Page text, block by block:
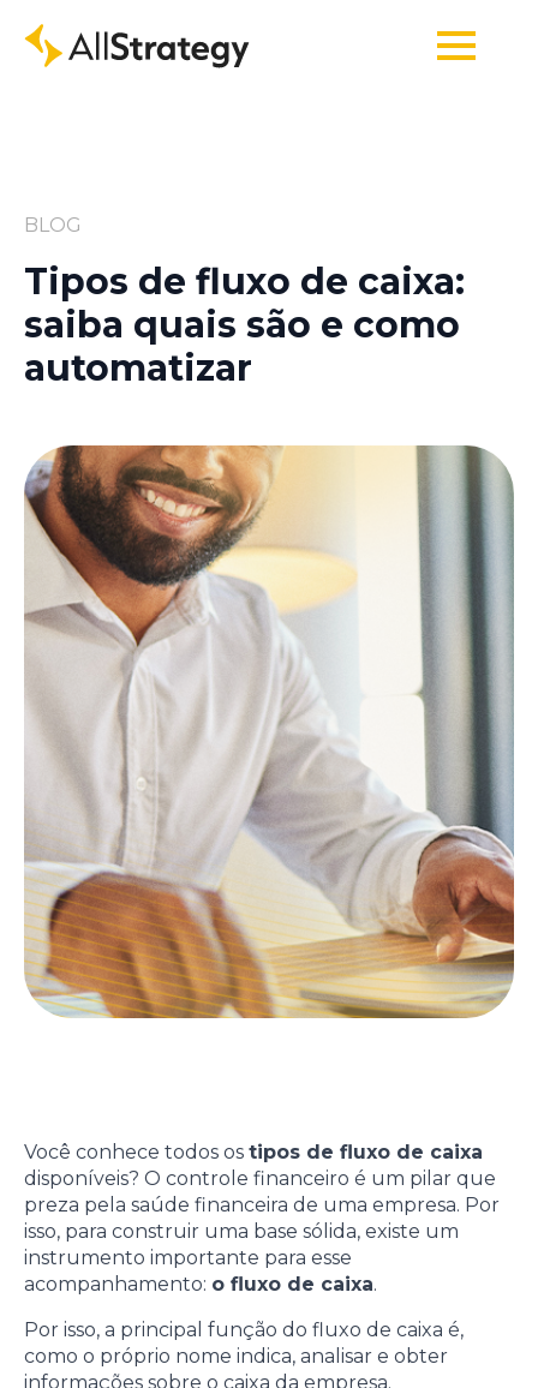
BLOG
Tipos de fluxo de caixa:
saiba quais são e como
automatizar
Você conhece todos os tipos de fluxo de caixa
disponíveis? O controle financeiro é um pilar que
preza pela saúde financeira de uma empresa. Por
isso, para construir uma base sólida, existe um
instrumento importante para esse
acompanhamento: o fluxo de caixa.
Por isso, a principal função do fluxo de caixa é,
como o próprio nome indica, analisar e obter
informações sobre o caixa da empresa.